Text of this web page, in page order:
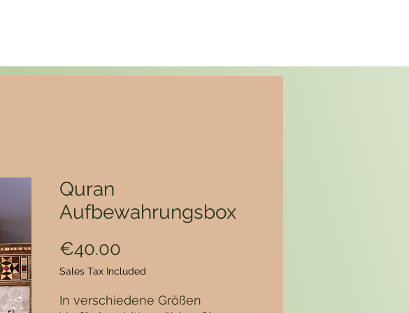
Quran
Aufbewahrungsbox
€40.00
Sales Tax Included
In verschiedene Größen